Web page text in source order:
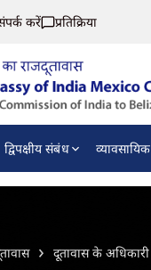
करें प्रतिक्रिया
of
द्विपक्षीय संबंध व्यावसायिक
दूतावास के अधिकारी